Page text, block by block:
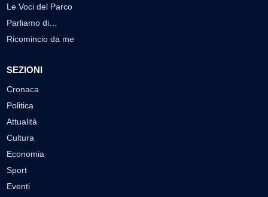
Le Voci del Parco
Parliamo di…
Ricomincio da me
SEZIONI
Cronaca
Politica
Attualità
Cultura
Economia
Sport
Eventi